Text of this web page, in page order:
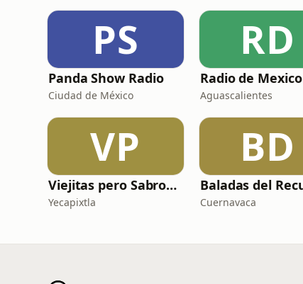
PS
Panda Show Radio
Ciudad de México
RD
Radio de Mexico
Aguascalientes
VP
Viejitas pero Sabrosas Radio
Yecapixtla
BD
Cuernavaca